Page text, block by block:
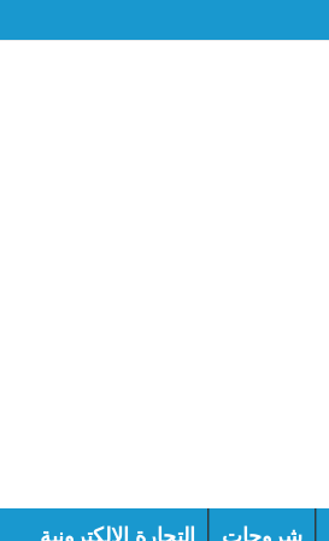
شروحات التجارة الالكترونية